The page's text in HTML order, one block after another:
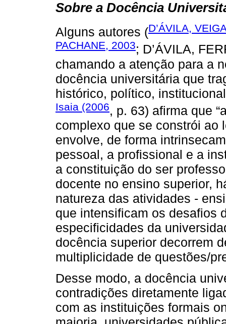
Sobre a Docência
Alguns autores (D’ÁVILA,
PACHANE, 2003; D’ÁVILA,
chamando a atenção para a
docência universitária que
histórico, político,
Isaia (2006, p. 63) afirma que
complexo que se constrói ao
envolve, de forma
pessoal, a profissional e a
a constituição do ser
docente no ensino superior,
natureza das atividades -
que intensificam os desafios
especificidades da
docência superior decorrem
multiplicidade de questões/
Desse modo, a docência
contradições diretamente
com as instituições formais